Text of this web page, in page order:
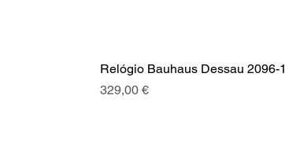
Relógio Bauhaus Dessau 2096-1
Preis
329,00 €